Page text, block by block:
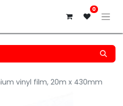
0
vinyl film, 20m x 430mm